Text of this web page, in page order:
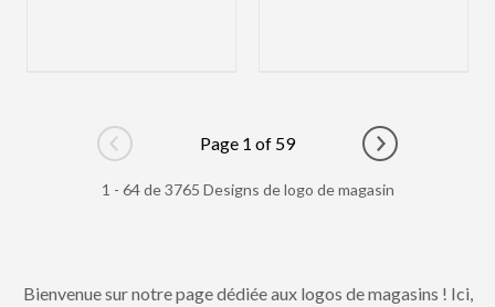
Go to previous page
Page 1 of 59
Go to next
1 - 64 de 3765 Designs de logo de magasin
Bienvenue sur notre page dédiée aux logos de magasins ! Ici,